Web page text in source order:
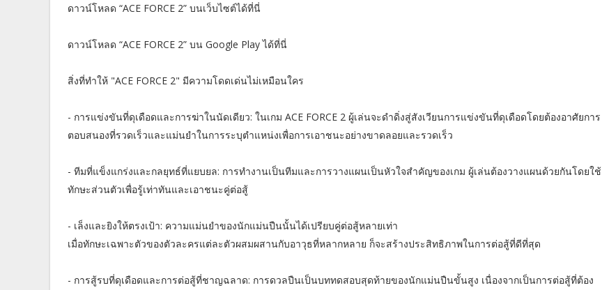
ดาวน์โหลด “ACE FORCE 2” บนเว็บไซต์ได้ที่นี่
ดาวน์โหลด “ACE FORCE 2” บน Google Play ได้ที่นี่
สิ่งที่ทำให้ "ACE FORCE 2" มีความโดดเด่นไม่เหมือนใคร
- การแข่งขันที่ดุเดือดและการฆ่าในนัดเดียว: ในเกม ACE FORCE 2 ผู้เล่นจะดำดิ่งสู่สังเวียนการแข่งขันที่ดุเดือดโดยต้องอาศัยการ
ตอบสนองที่รวดเร็วและแม่นยำในการระบุตำแหน่งเพื่อการเอาชนะอย่างขาดลอยและรวดเร็ว
- ทีมที่แข็งแกร่งและกลยุทธ์ที่แยบยล: การทำงานเป็นทีมและการวางแผนเป็นหัวใจสำคัญของเกม ผู้เล่นต้องวางแผนด้วยกันโดยใช้
ทักษะส่วนตัวเพื่อรู้เท่าทันและเอาชนะคู่ต่อสู้
- เล็งและยิงให้ตรงเป้า: ความแม่นยำของนักแม่นปืนนั้นได้เปรียบคู่ต่อสู้หลายเท่า
เมื่อทักษะเฉพาะตัวของตัวละครแต่ละตัวผสมผสานกับอาวุธที่หลากหลาย ก็จะสร้างประสิทธิภาพในการต่อสู้ที่ดีที่สุด
- การสู้รบที่ดุเดือดและการต่อสู้ที่ชาญฉลาด: การดวลปืนเป็นบททดสอบสุดท้ายของนักแม่นปืนขั้นสูง เนื่องจากเป็นการต่อสู้ที่ต้อง